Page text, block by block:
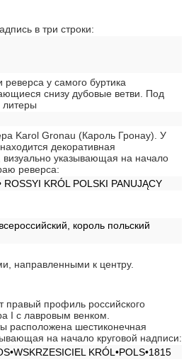
в три строки:
у самого буртика
снизу дубовые ветви. Под
литеры
Karol Gronau (Кароль Гронау). У
декоративная
визуально указывающая на начало
реверса:
ROSSYI KRÓL POLSKI PANUJĄCY
король польский
направленными к центру.
правый профиль российского
I c лавровым венком.
расположена шестиконечная
на начало круговой надписи:
KRÓL•POLS•1815